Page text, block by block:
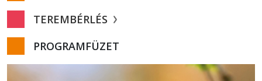
TEREMBÉRLÉS
PROGRAMFÜZET